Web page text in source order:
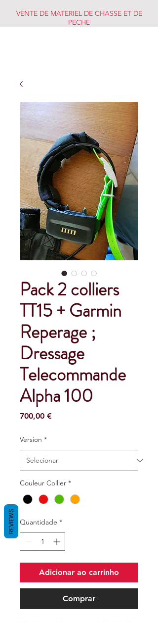
VENTE DE MATERIEL DE CHASSE ET DE
PECHE
Pack 2 colliers
TT15 + Garmin
Reperage ;
Dressage
Telecommande
Alpha 100
700,00 €Preço
Version *
Couleur Collier *
Quantidade *
Adicionar ao carrinho
Comprar
REVIEWS